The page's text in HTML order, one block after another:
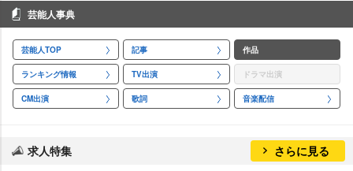
芸能人事典
芸能人TOP 記事 作品
ランキング情報 TV出演 ドラマ出演
CM出演 歌詞 音楽配信
求人特集 さらに見る